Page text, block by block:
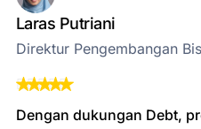
Laras Putriani
Direktur Pengembangan
Dengan dukungan Debt,